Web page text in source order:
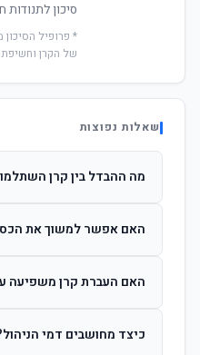
סיכון לתנודות
* פרופיל
של הקרן
שאלות נפוצות
מה ההבדל בין קרן
ההשקעות. קרן מסלולית
האם אפשר למשוך את הכסף
הרווחים. לאחר 6
האם העברת קרן משפיעה על
החברות. הוותק ממשיך
כיצד מחושבים דמי